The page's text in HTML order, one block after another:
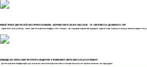
НОВЫЙ ПРОЕКТ ДЛЯ РОССИЙСКИХ ПРОФЕССИОНАЛОВ - GAZPROM YOUTH SAILING CHALLENGE – ОТ «ОПТИМИСТА» ДО AMERICA’S CUP!
Gazprom Youth Sailing Challenge – новый проект Яхт-клуба Санкт-Петербурга и ОАО «Газпром», при поддержке Всероссийской федерации парусного спорта. Команда из молодых яхтсменов в возрасте от 26 до
КОМАНДЫ ЯХТ-КЛУБА САНКТ-ПЕТЕРБУРГА ЛИДИРУЮТ В ЧЕМПИОНАТЕ МИРА КЛАССА RC44 В ИСПАНИИ!
Для Яхт-клуба Санкт-Петербурга второй день гонок флота чемпионата мира класса RC44 на о.Лансарот (Испания) стал еще более успешным чем предыдущий.